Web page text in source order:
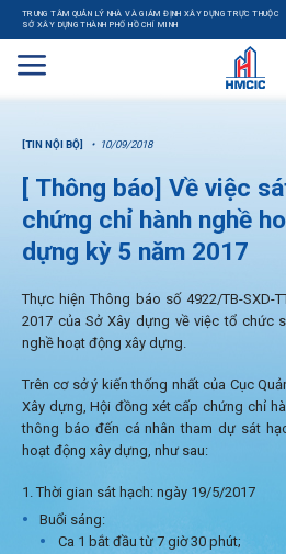
TRUNG TÂM QUẢN LÝ NHÀ VÀ GIÁM ĐỊNH XÂY DỰNG TRỰC THUỘC
SỞ XÂY DỰNG THÀNH PHỐ HỒ CHÍ MINH
[TIN NỘI BỘ] 10/09/2018
[ Thông báo] Về việc
chứng chỉ hành nghề
dựng kỳ 5 năm 2017
Thực hiện Thông báo số 4922/TB-SXD-
2017 của Sở Xây dựng về việc tổ chức
nghề hoạt động xây dựng.
Trên cơ sở ý kiến thống nhất của Cục
Xây dựng, Hội đồng xét cấp chứng chỉ
thông báo đến cá nhân tham dự sát
hoạt động xây dựng, như sau:
1. Thời gian sát hạch: ngày 19/5/2017
Buổi sáng:
Ca 1 bắt đầu từ 7 giờ 30 phút;